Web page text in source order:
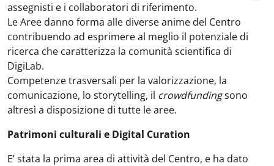
assegnisti e i collaboratori di riferimento.
Le Aree danno forma alle diverse anime del Centro
contribuendo ad esprimere al meglio il potenziale di
ricerca che caratterizza la comunità scientifica di
DigiLab.
Competenze trasversali per la valorizzazione, la
comunicazione, lo storytelling, il crowdfundingsono
altresì a disposizione di tutte le aree.
Patrimoni culturali e Digital Curation
E’ stata la prima area di attività del Centro, e ha dato